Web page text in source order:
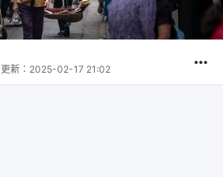
更新： 2025-02-17 21:02